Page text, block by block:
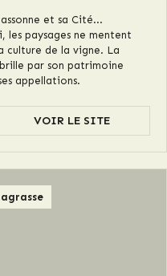
et sa Cité...
les paysages ne mentent
culture de la vigne. La
par son patrimoine
appellations.
VOIR LE SITE